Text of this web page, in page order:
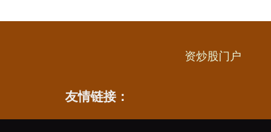
资炒股门户
友情链接：